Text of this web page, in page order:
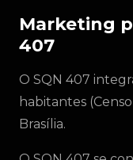
Marketing
407
O SQN 407
habitantes
Brasília.